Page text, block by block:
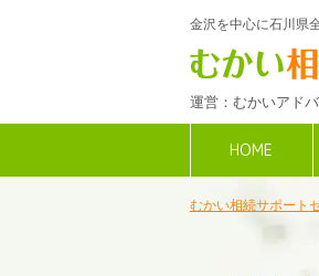
金沢を中心に石川県
運営：むかいアド
HOME
むかい相続サポート